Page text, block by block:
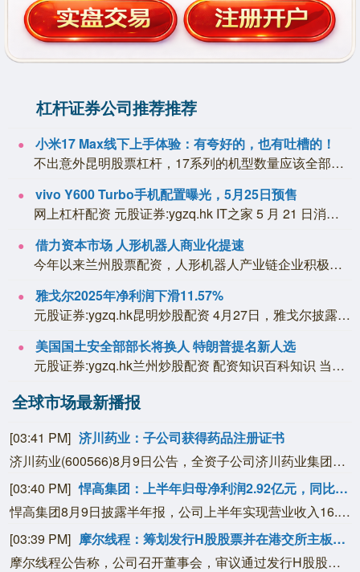
杠杆证券公司推荐推荐
小米17 Max线下上手体验：有夸好的，也有吐槽的！
不出意外昆明股票杠杆，17系列的机型数量应该全部发布完成了，从小米17、小米17...
vivo Y600 Turbo手机配置曝光，5月25日预售
网上杠杆配资 元股证券:ygzq.hk IT之家 5 月 21 日消息，vivo...
借力资本市场 人形机器人商业化提速
今年以来兰州股票配资，人形机器人产业链企业积极推进上市进程。7月6日，上交所官网...
雅戈尔2025年净利润下滑11.57%
元股证券:ygzq.hk昆明炒股配资 4月27日，雅戈尔披露2025年年报称，2...
美国国土安全部部长将换人 特朗普提名新人选
元股证券:ygzq.hk兰州炒股配资 配资知识百科知识 当地时间3月5日兰州炒股...
全球市场最新播报
[03:41 PM] 济川药业：子公司获得药品注册证书
济川药业(600566)8月9日公告，全资子公司济川药业集团有限公司收到国家药品监督管理局核准签发的小儿通便颗粒《药品注册证书》和美沙拉秦缓释颗粒《药品注册证书》。
[03:40 PM]
悍高集团：上半年归母净利润2.92亿元，同比增长10.12%
悍高集团8月9日披露半年报，公司上半年实现营业收入16.78亿元，同比增长15.74%；归属于上市公司股东的净利润2.92亿元，上年同期2.65亿元，同比增长10.12%；基本每股收益0.73元/股。公司拟向全体股东每10股派发现金红利2.2元（含税）。报告期内，公司业绩主要受益于聚焦家居五金核心主业，各业务板块竞争力稳步增强。
[03:39 PM]
摩尔线程：筹划发行H股股票并在港交所主板上市
摩尔线程公告称，公司召开董事会，审议通过发行H股股票并在香港联交所主板上市相关议案。公司拟发行境外上市外资股（H股）并申请在港交所主板挂牌上市，将在股东会决议有效期内选择时机完成。本次发行尚需股东会审议，还需取得相关政府及监管机构备案、批准和/或核准。目前具体细节未确定，能否实施有重大不确定性。